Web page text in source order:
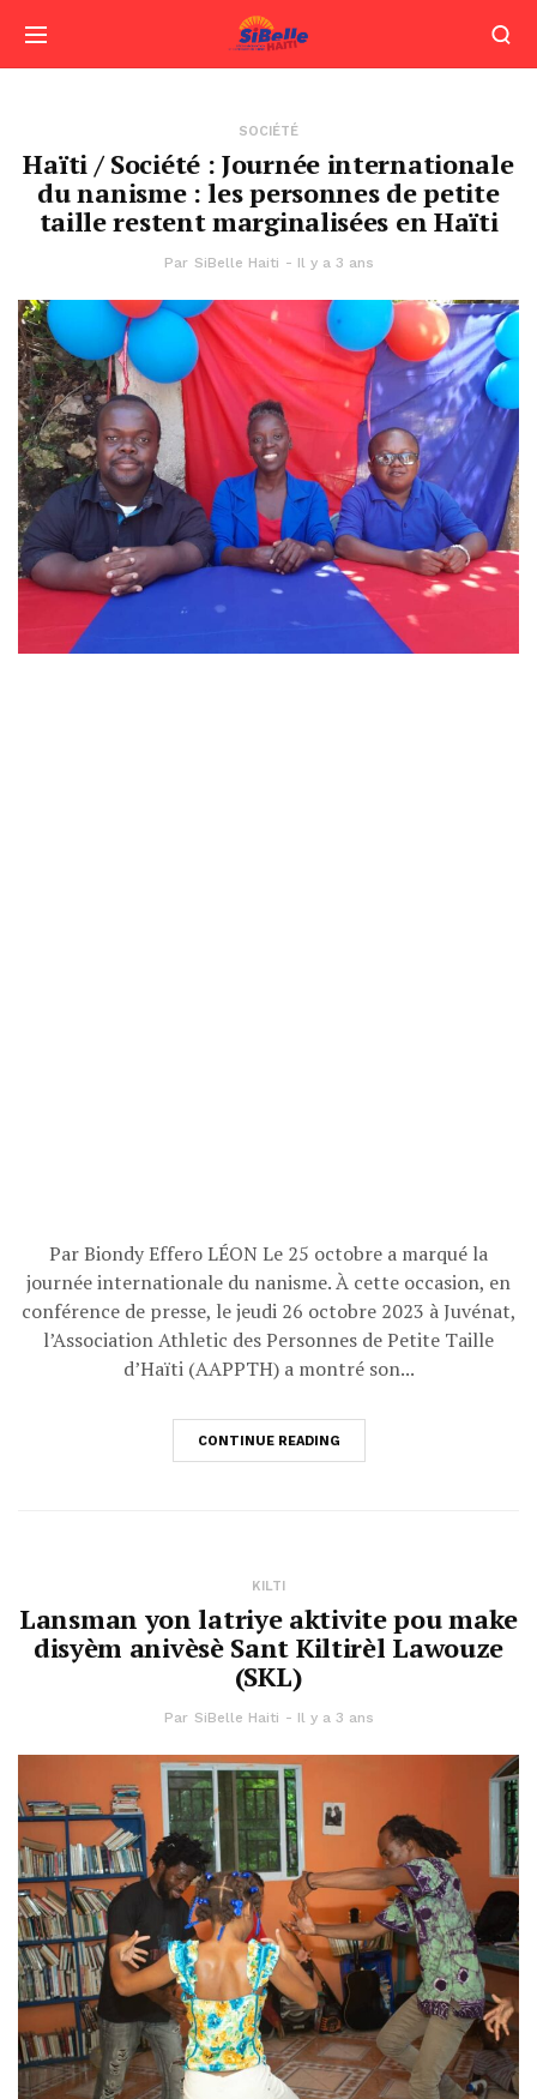
SOCIÉTÉ
Haïti / Société : Journée internationale
du nanisme : les personnes de petite
taille restent marginalisées en Haïti
Par SiBelle Haiti Il y a 3 ans
Par Biondy Effero LÉON Le 25 octobre a marqué la
journée internationale du nanisme. À cette occasion, en
conférence de presse, le jeudi 26 octobre 2023 à Juvénat,
l’Association Athletic des Personnes de Petite Taille
d’Haïti (AAPPTH) a montré son...
CONTINUE READING
KILTI
Lansman yon latriye aktivite pou make
disyèm anivèsè Sant Kiltirèl Lawouze
(SKL)
Par SiBelle Haiti Il y a 3 ans